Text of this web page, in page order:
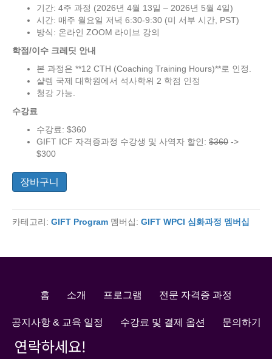
기간: 4주 과정 (2026년 4월 13일 – 2026년 5월 4일)
시간: 매주 월요일 저녁 6:30-9:30 (미 서부 시간, PST)
방식: 온라인 ZOOM 라이브 강의
학점/이수 크레딧 안내
본 과정은 **12 CTH (Coaching Training Hours)**로 인정.
샬렘 국제 대학원에서 석사학위 2 학점 인정
청강 가능.
수강료
수강료: $360
GIFT ICF 자격증과정 수강생 및 사역자 할인: $360 ->
$300
[GIFT
WPCI]
봄
량
장바구니
카테고리: GIFT Program 멤버십: GIFT WPCI 심화과정 멤버십
홈 소개 프로그램 전문 자격증 과정
공지사항 & 교육 일정 수강료 및 결제 옵션 문의하기
연락하세요!